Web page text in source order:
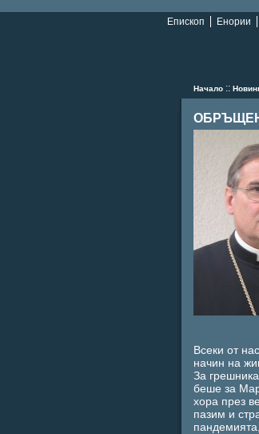
Епископ Енории
Начало ::
Всеки от
начин на
За
беше за
хора през
пазим и